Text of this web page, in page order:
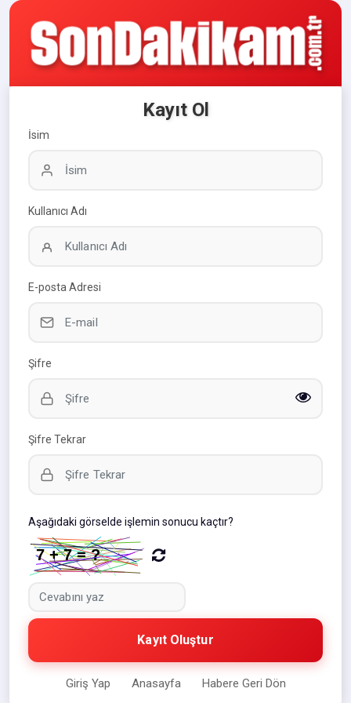
Kayıt Ol
İsim
Kullanıcı Adı
E-posta Adresi
Şifre
Şifre Tekrar
Aşağıdaki görselde işlemin sonucu kaçtır?
Kayıt Oluştur
Giriş Yap Anasayfa Habere Geri Dön